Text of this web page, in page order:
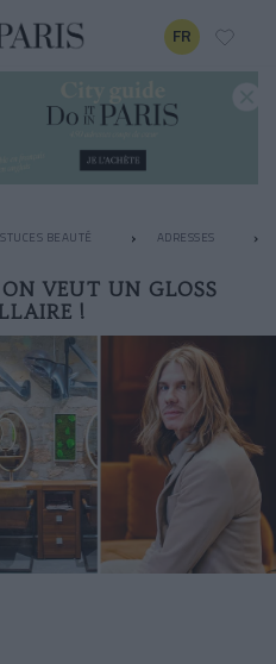
FR
BEAUTÉ ADRESSES
VEUT UN GLOSS
!